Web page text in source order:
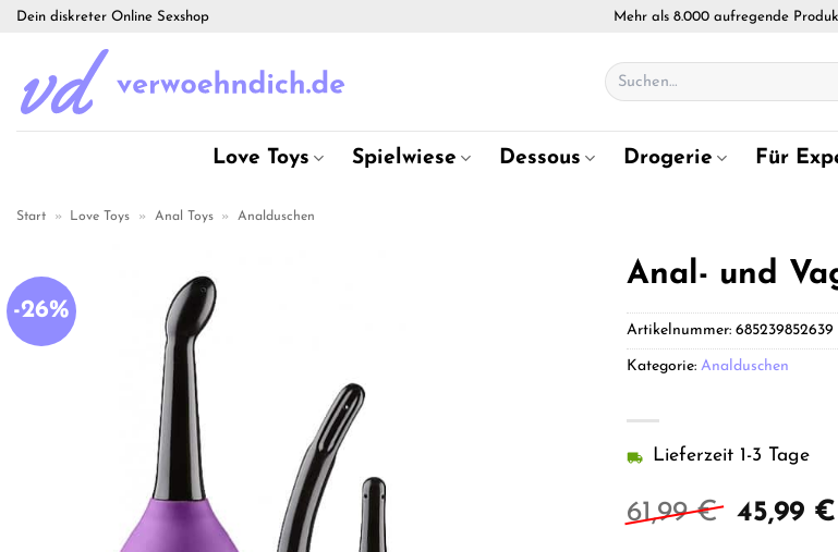
Zum
springen
Dein diskreter Online Sexshop Mehr als 8.000 aufregende
Suchen
nach:
Love Toys Spielwiese Dessous Drogerie Für
Start » Love Toys » Anal Toys » Analduschen
-26%
Anal- und
61,99€ 45,99 €
Lieferzeit 1-3 Tage
Artikelnummer: 685239852639
Kategorie: Analduschen